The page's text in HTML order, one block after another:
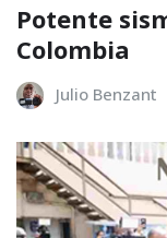
Potente
Colombia
Julio Benzant